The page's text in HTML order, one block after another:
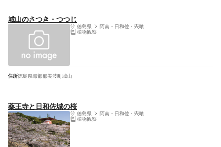
城山のさつき・つつじ
徳島県 阿南・日和佐・宍喰
植物観察
住所徳島県海部郡美波町城山
薬王寺と日和佐城の桜
徳島県 阿南・日和佐・宍喰
植物観察